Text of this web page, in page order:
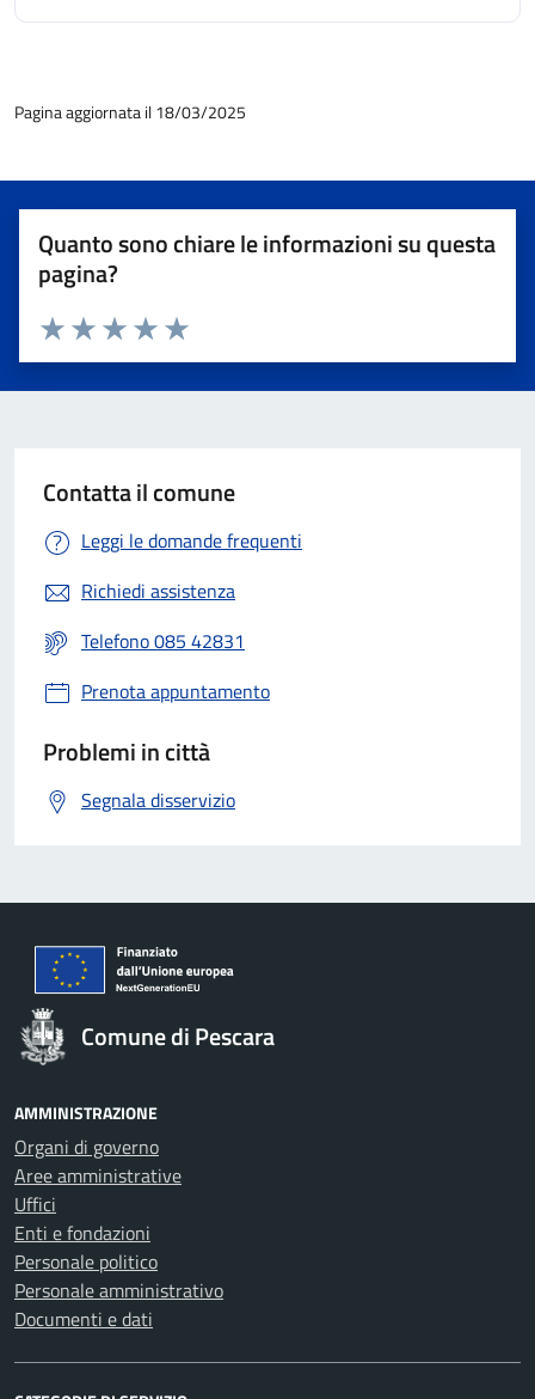
Pagina aggiornata il 18/03/2025
Quanto sono chiare le informazioni su questa
pagina?
Valuta 5 stelle su 5
Valuta 4 stelle su 5
Valuta 3 stelle su 5
Valuta 2 stelle su 5
Valuta 1 stelle su 5
Contatta il comune
Leggi le domande frequenti
Richiedi assistenza
Telefono 085 42831
Prenota appuntamento
Problemi in città
Segnala disservizio
Comune di Pescara
AMMINISTRAZIONE
Organi di governo
Aree amministrative
Uffici
Enti e fondazioni
Personale politico
Personale amministrativo
Documenti e dati